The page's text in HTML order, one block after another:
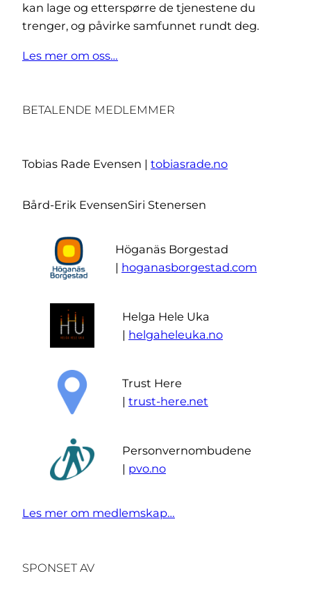
kan lage og etterspørre de tjenestene du
trenger, og påvirke samfunnet rundt deg.
Les mer om oss…
BETALENDE MEDLEMMER
Tobias Rade Evensen | tobiasrade.no
Bård-Erik EvensenSiri Stenersen
Höganäs Borgestad
| hoganasborgestad.com
Helga Hele Uka
| helgaheleuka.no
Trust Here
| trust-here.net
Personvernombudene
| pvo.no
Les mer om medlemskap…
SPONSET AV